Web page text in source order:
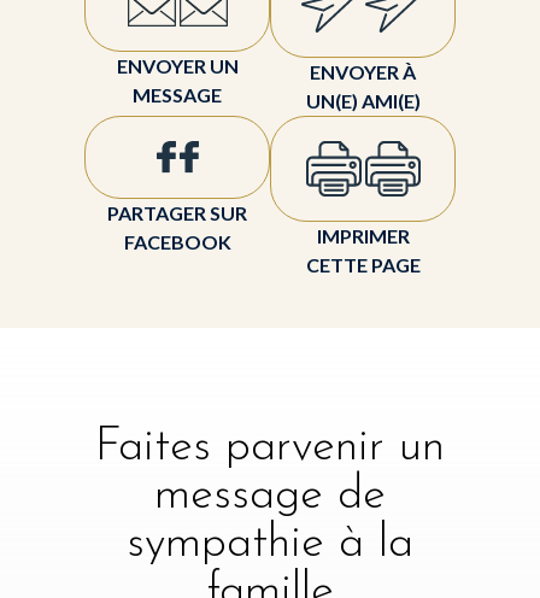
ENVOYER UN
MESSAGE
ENVOYER À
UN(E) AMI(E)
PARTAGER SUR
FACEBOOK
IMPRIMER
CETTE PAGE
Faites parvenir un
message de
sympathie à la